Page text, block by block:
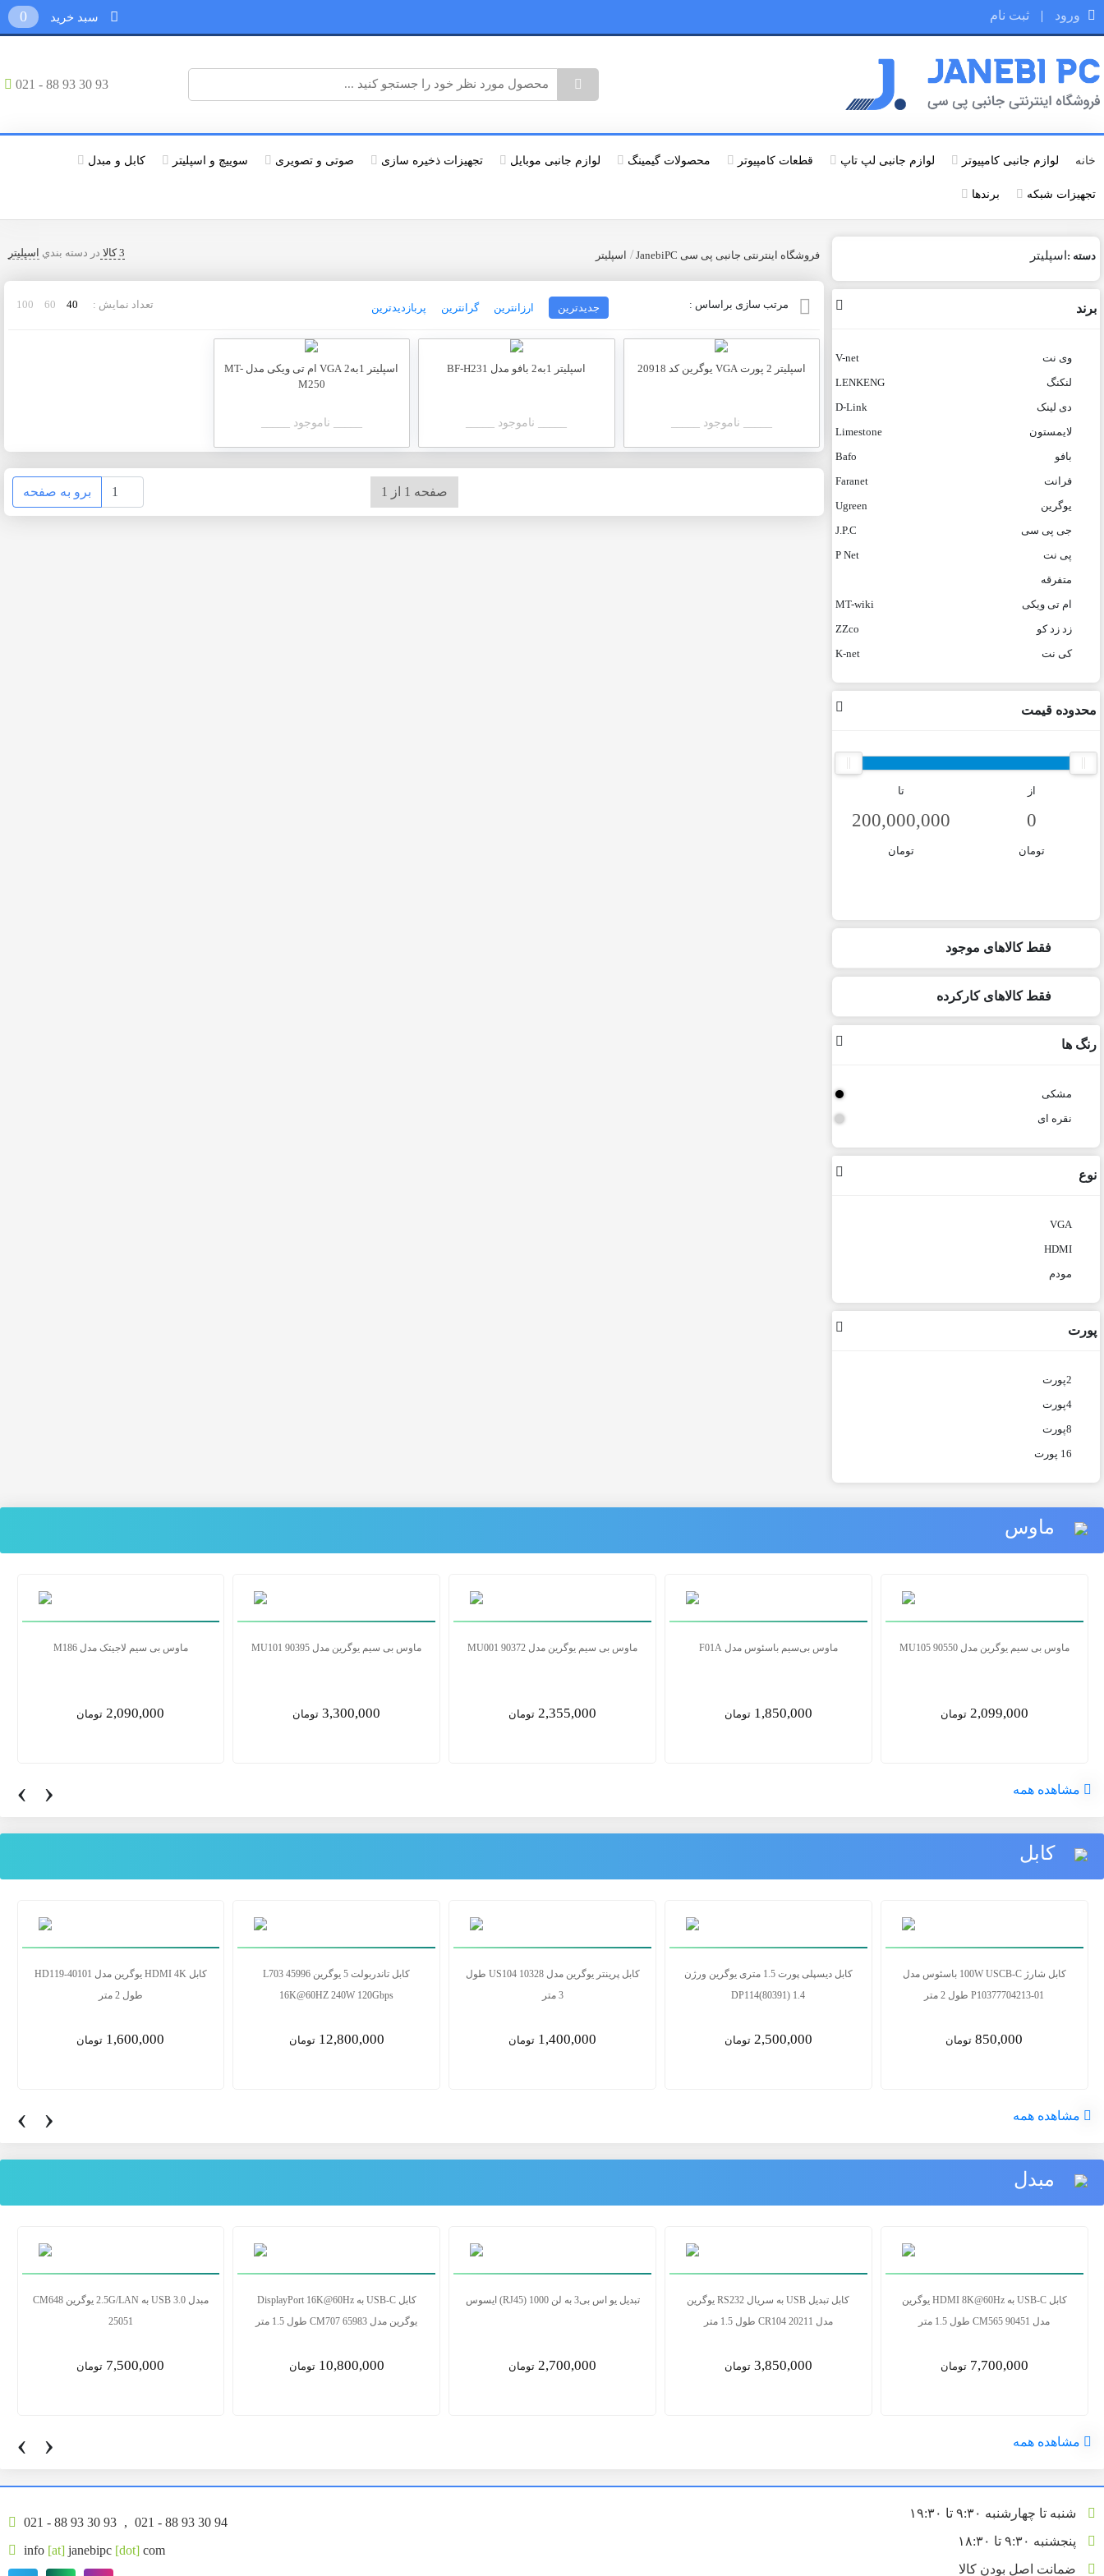
ورود | ثبت نام 0
021 - 88 93 30 93
خانه لوازم جانبی کامپیوتر لوازم جانبی لپ تاپ قطعات کامپیوتر محصولات گیمینگ لوازم جانبی موبایل تجهیزات ذخیره سازی صوتی و تصویری سوییچ و اسپلیتر کابل و مبدل
تجهیزات شبکه برندها
فروشگاه اینترنتی جانبی پی سی JanebiPC / اسپلیتر 3 کالا در دسته بندي اسپلیتر
مرتب سازی براساس : جدیدترین ارزانترین گرانترین پربازدیدترین تعداد نمایش : 40
60
100
اسپلیتر 2 پورت VGA یوگرین کد 20918
_____ ناموجود _____
اسپلیتر 1به2 بافو مدل BF-H231
_____ ناموجود _____
اسپلیتر 1به2 VGA ام تی ویکی مدل MT-
M250
_____ ناموجود _____
صفحه 1 از 1 برو به صفحه
دسته : اسپلیتر
برند
وی نت
V-net
لنکنگ
LENKENG
دی لینک
D-Link
لایمستون
Limestone
بافو
Bafo
فرانت
Faranet
یوگرین
Ugreen
جی پی سی
J.P.C
پی نت
P Net
متفرقه
ام تی ویکی
MT-wiki
زد زد کو
ZZco
کی نت
K-net
محدوده قیمت
تا
تومان
از
تومان
فقط کالاهای موجود
فقط کالاهای کارکرده
رنگ ها
مشکی
نقره ای
نوع
VGA
HDMI
مودم
پورت
2پورت
4پورت
8پورت
16 پورت
ماوس
ماوس بی سیم یوگرین مدل MU101 90395
3,300,000 تومان
ماوس بی سیم یوگرین مدل MU001 90372
2,355,000 تومان
ماوس بی‌سیم باسئوس مدل F01A
1,850,000 تومان
ماوس بی سیم یوگرین مدل MU105 90550
2,099,000 تومان
ماوس بی سیم لاجیتک مدل M185
2,090,000 تومان
‹ › مشاهده همه
کابل
کابل تاندربولت 5 یوگرین L703 45996
16K@60HZ 240W 120Gbps
12,800,000 تومان
کابل پرینتر یوگرین مدل US104 10328 طول
3 متر
1,400,000 تومان
کابل دیسپلی پورت 1.5 متری یوگرین ورژن
2,500,000 تومان
کابل شارژ 100W USCB-C باسئوس مدل
P10377704213-01 طول 2 متر
850,000 تومان
کابل 2.1 HDMI یوگرین مدل HD135 80602
طول 3 متر
6,500,000 تومان
‹ › مشاهده همه
مبدل
کابل USB-C به DisplayPort 16K@60Hz
10,800,000 تومان
تبدیل یو اس بی3 به لن RJ45) 1000) ایسوس
2,700,000 تومان
کابل تبدیل USB به سریال RS232 یوگرین
3,850,000 تومان
کابل USB-C به HDMI 8K@60Hz یوگرین
مدل CM565 90451 طول 1.5 متر
7,700,000 تومان
تبدیل USB به HDMI یوگرین مدل CM679
25161
5,500,000 تومان
‹ › مشاهده همه
شنبه تا چهارشنبه ۹:۳۰ تا ۱۹:۳۰
پنجشنبه ۹:۳۰ تا ۱۸:۳۰
ضمانت اصل بودن کالا
021 - 88 93 30 93 , 021 - 88 93 30 94
info [at] janebipc [dot] com